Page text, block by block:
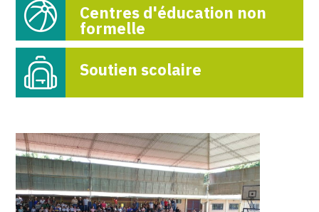
Centres d'éducation non
formelle
Soutien scolaire